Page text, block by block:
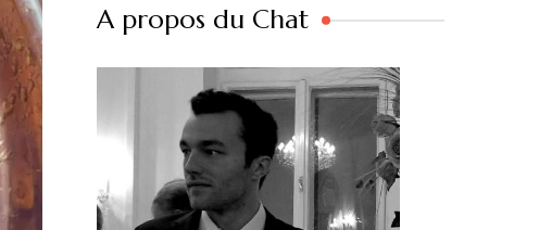
A propos du Chat